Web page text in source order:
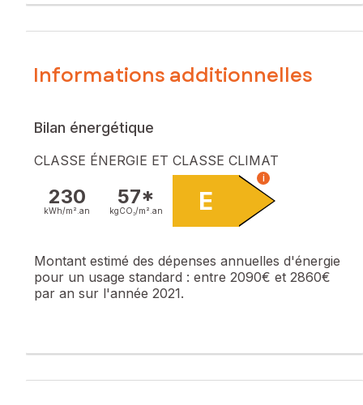
Informations additionnelles
Bilan énergétique
CLASSE ÉNERGIE ET CLASSE CLIMAT
230
kWh/m². an
57*
kgCO₂/m². an E
i
Montant estimé des dépenses annuelles d'énergie
pour un usage standard : entre 2090€ et 2860€
par an sur l'année 2021.